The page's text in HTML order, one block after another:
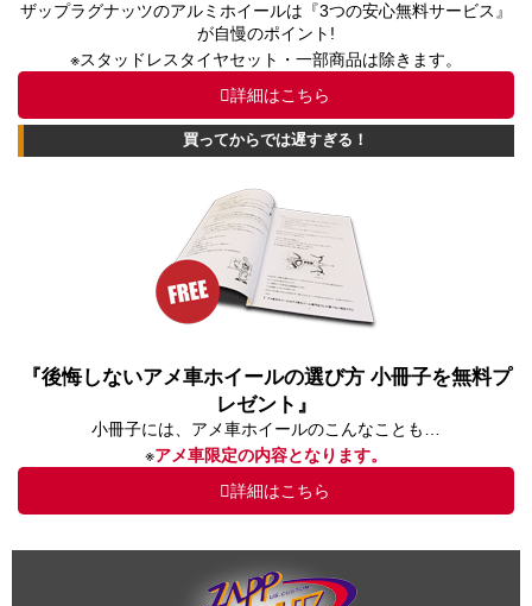
ザップラグナッツのアルミホイールは『3つの安心無料サービス』
が自慢のポイント!
※スタッドレスタイヤセット・一部商品は除きます。
詳細はこちら
買ってからでは遅すぎる！
『後悔しないアメ車ホイールの選び方 小冊子を無料プ
レゼント』
小冊子には、アメ車ホイールのこんなことも…
※アメ車限定の内容となります。
詳細はこちら